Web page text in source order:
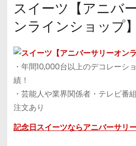
スイーツ【アニバ
ンラインショップ】
・年間10,000台以上のデコレーシ
績！
・芸能人や業界関係者・テレビ番
注文あり
記念日スイーツならアニバーサリ